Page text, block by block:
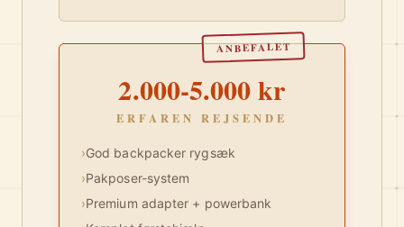
ANBEFALET
2.000-5.000 kr
ERFAREN REJSENDE
›God backpacker rygsæk
›Pakposer-system
›Premium adapter + powerbank